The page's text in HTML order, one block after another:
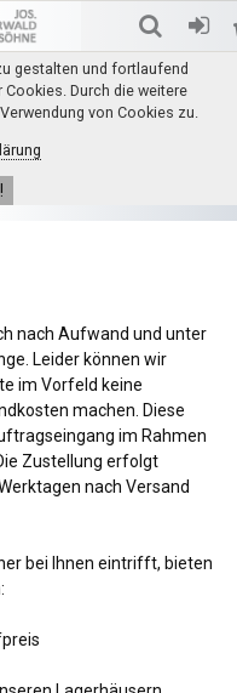
gestalten und fortlaufend
Durch die weitere
von Cookies zu.
nach Aufwand und unter
Leider können wir
im Vorfeld keine
machen. Diese
im Rahmen
Zustellung erfolgt
nach Versand
bei Ihnen eintrifft, bieten